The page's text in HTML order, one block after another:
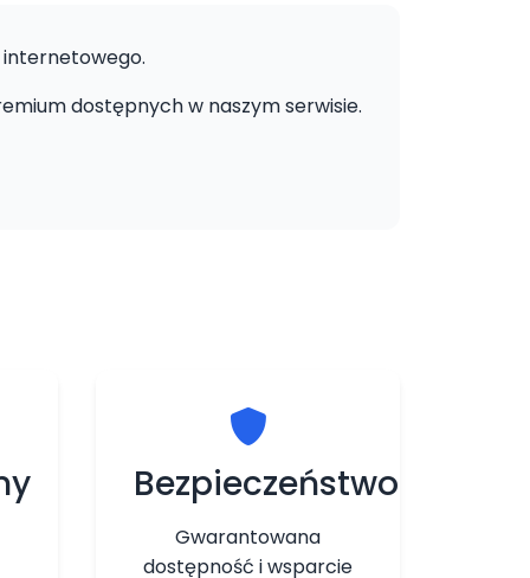
dostępnych w naszym serwisie.
Bezpieczeństwo
Gwarantowana
dostępność i wsparcie